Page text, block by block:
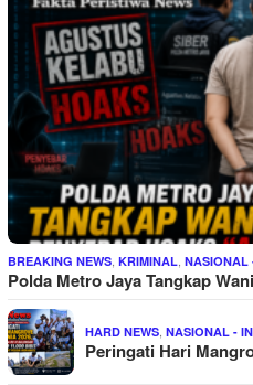
BREAKING NEWS, KRIMINAL, NASIONAL
Polda Metro Jaya Tangkap
HARD NEWS, NASIONAL -
Peringati Hari